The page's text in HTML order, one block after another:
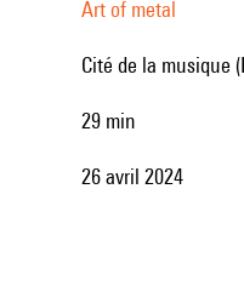
Art of metal
Cité de la musique
29 min
26 avril 2024